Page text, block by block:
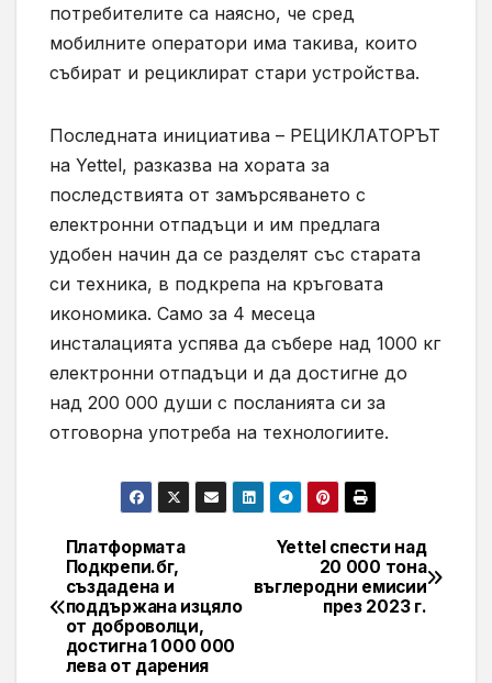
потребителите са наясно, че сред
мобилните оператори има такива, които
събират и рециклират стари устройства.
Последната инициатива – РЕЦИКЛАТОРЪТ
на Yettel, разказва на хората за
последствията от замърсяването с
електронни отпадъци и им предлага
удобен начин да се разделят със старата
си техника, в подкрепа на кръговата
икономика. Само за 4 месеца
инсталацията успява да събере над 1000 кг
електронни отпадъци и да достигне до
над 200 000 души с посланията си за
отговорна употреба на технологиите.
Навигация
Yettel спести над
20 000 тона
въглеродни емисии
през 2023 г.
Платформата
Подкрепи.бг,
създадена и
поддържана изцяло
от доброволци,
достигна 1 000 000
лева от дарения